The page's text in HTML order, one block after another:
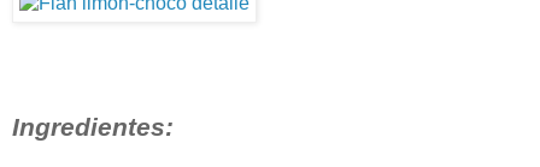
Ingredientes: